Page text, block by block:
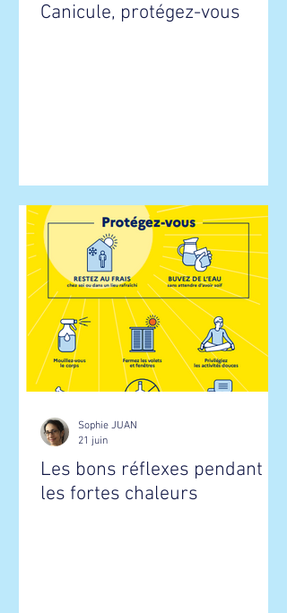
Canicule, protégez-vous
Les bons réflexes pendant
les fortes chaleurs
Sophie JUAN
21 juin